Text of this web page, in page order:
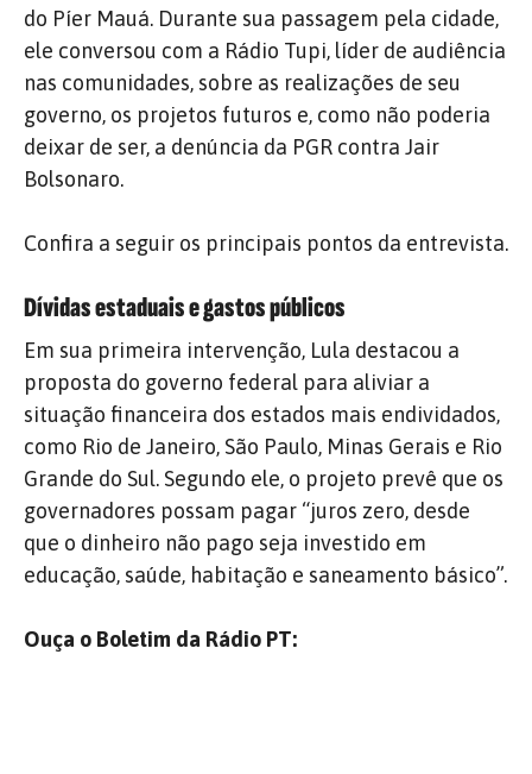
do Píer Mauá. Durante sua passagem pela cidade,
ele conversou com a Rádio Tupi, líder de audiência
nas comunidades, sobre as realizações de seu
governo, os projetos futuros e, como não poderia
deixar de ser, a denúncia da PGR contra Jair
Bolsonaro.
Confira a seguir os principais pontos da entrevista.
Dívidas estaduais e gastos públicos
Em sua primeira intervenção, Lula destacou a
proposta do governo federal para aliviar a
situação financeira dos estados mais endividados,
como Rio de Janeiro, São Paulo, Minas Gerais e Rio
Grande do Sul. Segundo ele, o projeto prevê que os
governadores possam pagar “juros zero, desde
que o dinheiro não pago seja investido em
educação, saúde, habitação e saneamento básico”.
Ouça o Boletim da Rádio PT: